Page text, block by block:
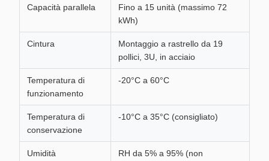
Capacità parallela
Fino a 15 unità (massimo 72
kWh)
Cintura
Montaggio a rastrello da 19
pollici, 3U, in acciaio
Temperatura di
funzionamento
-20°C a 60°C
Temperatura di
conservazione
-10°C a 35°C (consigliato)
Umidità
RH da 5% a 95% (non